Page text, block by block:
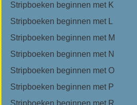
Stripboeken beginnen met K
Stripboeken beginnen met L
Stripboeken beginnen met M
Stripboeken beginnen met N
Stripboeken beginnen met O
Stripboeken beginnen met P
Stripboeken beginnen met R